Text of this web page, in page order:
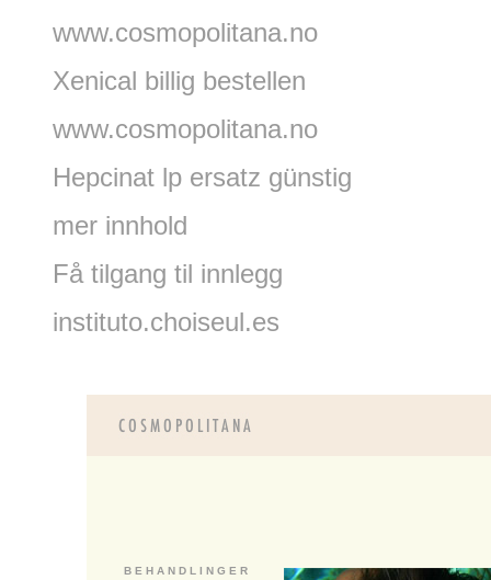
www.cosmopolitana.no
Xenical billig bestellen
www.cosmopolitana.no
Hepcinat lp ersatz günstig
mer innhold
Få tilgang til innlegg
instituto.choiseul.es
B E H A N D L I N G E R